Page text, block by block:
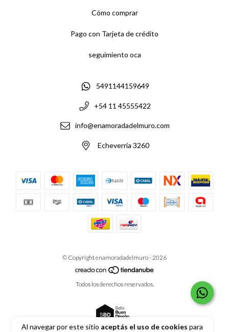
Al navegar por este sitio aceptás el uso de cookies para
Cómo comprar
Pago con Tarjeta de crédito
seguimiento oca
5491144159649
+54 11 45555422
info@enamoradadelmuro.com
Echeverría 3260
© Copyright enamoradadelmuro - 2026
Todos los derechos reservados.